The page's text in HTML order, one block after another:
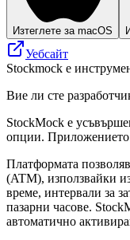
Изтеглете за macOS
Уебсайт
Stockmock е
Вие ли сте
StockMock е
опции. Приложението
Платформата
(ATM), използвайки
време, интервали за
пазарни часове.
автоматично